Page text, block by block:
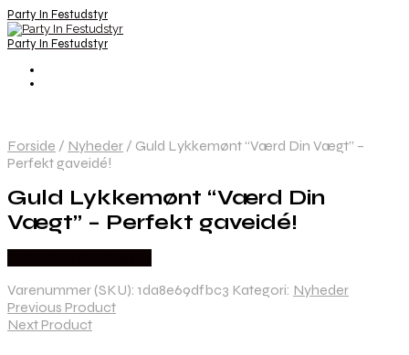
Party In Festudstyr
Party In Festudstyr
Forside / Nyheder / Guld Lykkemønt “Værd Din Vægt” –
Perfekt gaveidé!
Guld Lykkemønt “Værd Din
Vægt” – Perfekt gaveidé!
Varenummer (SKU): 1da8e69dfbc3 Kategori: Nyheder
Previous Product
Next Product